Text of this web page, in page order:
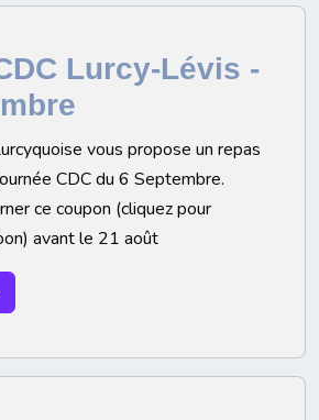
Lurcy-Lévis -
vous propose un repas
CDC du 6 Septembre.
ce coupon (cliquez pour
avant le 21 août